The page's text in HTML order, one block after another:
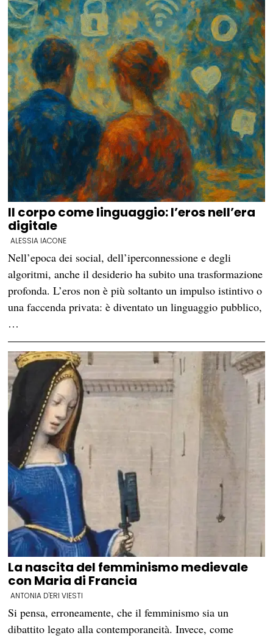
Il corpo come linguaggio: l’eros nell’era
digitale
ALESSIA IACONE
Nell’epoca dei social, dell’iperconnessione e degli
algoritmi, anche il desiderio ha subito una trasformazione
profonda. L’eros non è più soltanto un impulso istintivo o
una faccenda privata: è diventato un linguaggio pubblico,
…
La nascita del femminismo medievale
con Maria di Francia
ANTONIA D'ERI VIESTI
Si pensa, erroneamente, che il femminismo sia un
dibattito legato alla contemporaneità. Invece, come